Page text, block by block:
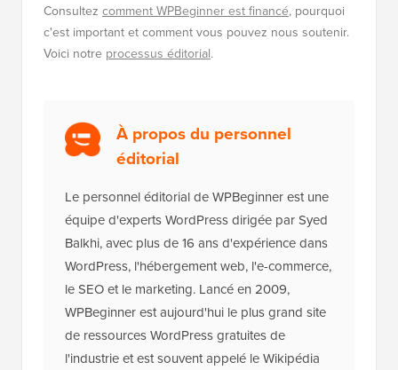
Consultez comment WPBeginner est financé, pourquoi
c'est important et comment vous pouvez nous soutenir.
Voici notre processus éditorial.
À propos du personnel
éditorial
Le personnel éditorial de WPBeginner est une
équipe d'experts WordPress dirigée par Syed
Balkhi, avec plus de 16 ans d'expérience dans
WordPress, l'hébergement web, l'e-commerce,
le SEO et le marketing. Lancé en 2009,
WPBeginner est aujourd'hui le plus grand site
de ressources WordPress gratuites de
l'industrie et est souvent appelé le Wikipédia